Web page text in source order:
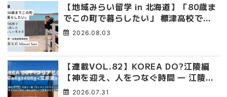
【地域みらい留学 in 北海道】「80歳ま
でこの町で暮らしたい」 標津高校で踏
み出した、私らしい生き方
2026.08.03
【連載VOL.82】KOREA DO?江陵編
【神を迎え、人をつなぐ時間 ― 江陵端
午祭 】
2026.07.31